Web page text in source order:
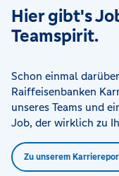
Hier gibt's
Teamspirit.
Schon einmal
Raiffeisenbanken
unseres Teams und
Job, der wirklich zu
Zu unserem